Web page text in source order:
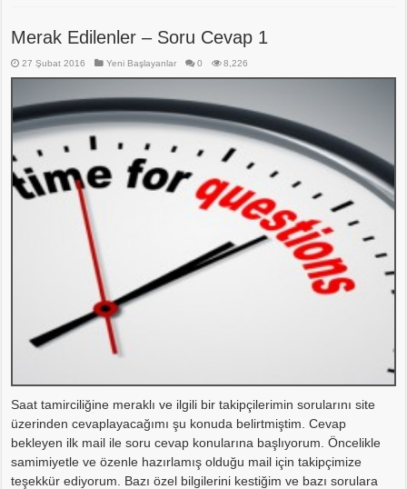
Merak Edilenler – Soru Cevap 1
27 Şubat 2016 Yeni Başlayanlar 0 8,226
Saat tamirciliğine meraklı ve ilgili bir takipçilerimin sorularını site
üzerinden cevaplayacağımı şu konuda belirtmiştim. Cevap
bekleyen ilk mail ile soru cevap konularına başlıyorum. Öncelikle
samimiyetle ve özenle hazırlamış olduğu mail için takipçimize
teşekkür ediyorum. Bazı özel bilgilerini kestiğim ve bazı sorulara